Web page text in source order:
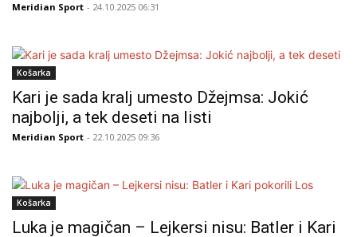
Meridian Sport - 24.10.2025 06:31
Košarka
Kari je sada kralj umesto Džejmsa: Jokić
najbolji, a tek deseti na listi
Meridian Sport - 22.10.2025 09:36
Košarka
Luka je magičan – Lejkersi nisu: Batler i Kari